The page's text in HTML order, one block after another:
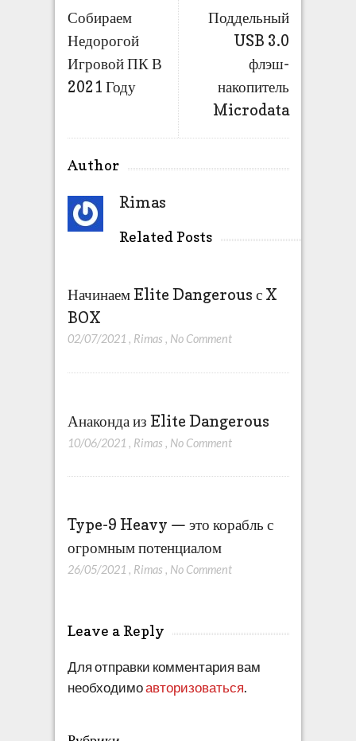
Поддельный
USB 3.0
флэш-
накопитель
Microdata
Собираем
Недорогой
Игровой ПК В
2021 Году
Author
Rimas
Related Posts
Начинаем Elite Dangerous с X
BOX
02/07/2021 , Rimas , No Comment
Анаконда из Elite Dangerous
10/06/2021 , Rimas , No Comment
Type-9 Heavy — это корабль с
огромным потенциалом
26/05/2021 , Rimas , No Comment
Leave a Reply
Для отправки комментария вам
необходимоавторизоваться.